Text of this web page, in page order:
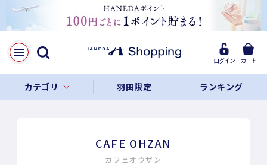
ログイン カート
カテゴリ 羽田限定 ランキング
CAFE OHZAN
カフェオウザン